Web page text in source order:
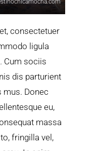
consectetuer
ligula
Cum sociis
dis parturient
mus. Donec
eu,
massa
fringilla vel,